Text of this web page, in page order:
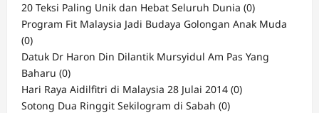
20 Teksi Paling Unik dan Hebat Seluruh Dunia (0)
Program Fit Malaysia Jadi Budaya Golongan Anak Muda
(0)
Datuk Dr Haron Din Dilantik Mursyidul Am Pas Yang
Baharu (0)
Hari Raya Aidilfitri di Malaysia 28 Julai 2014 (0)
Sotong Dua Ringgit Sekilogram di Sabah (0)